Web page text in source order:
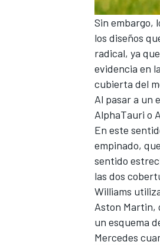
MÁS CATEGORÍAS
Sin embargo,
los diseños
radical, ya
evidencia en
cubierta del
Al pasar a un
AlphaTauri o
En este
empinado,
sentido
las dos
Williams
Aston Martin,
un esquema
Mercedes